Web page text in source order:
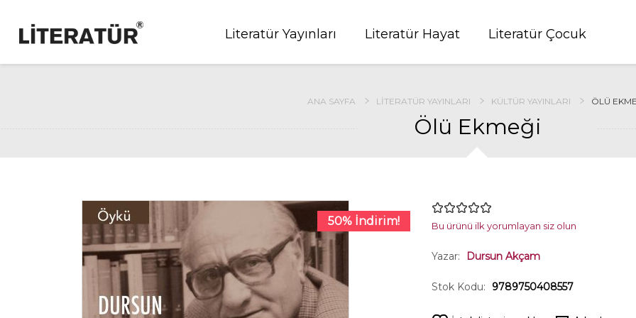
Literatür Yayınları Literatür Hayat Literatür Çocuk
ANA SAYFA LITERATÜR YAYINLARI KÜLTÜR YAYINLARI ÖLÜ
Ölü Ekmeği
50% İndirim! Bu ürünü ilk yorumlayan siz olun
Yazar: Dursun Akçam
Stok Kodu: 9789750408557